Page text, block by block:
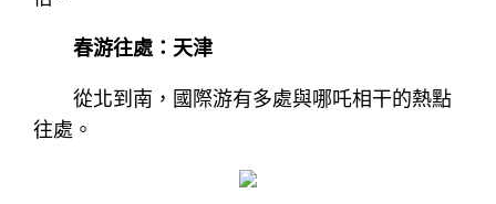
春游往處：天津
從北到南，國際游有多處與哪吒相干的熱點
往處。